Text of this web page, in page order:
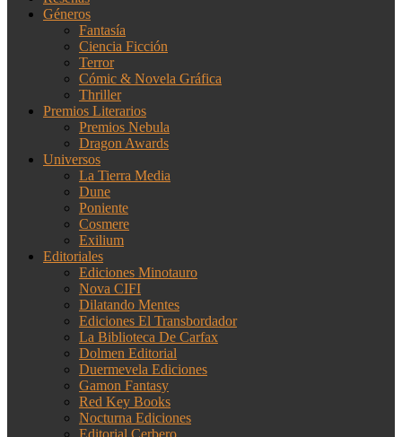
Géneros
Fantasía
Ciencia Ficción
Terror
Cómic & Novela Gráfica
Thriller
Premios Literarios
Premios Nebula
Dragon Awards
Universos
La Tierra Media
Dune
Poniente
Cosmere
Exilium
Editoriales
Ediciones Minotauro
Nova CIFI
Dilatando Mentes
Ediciones El Transbordador
La Biblioteca De Carfax
Dolmen Editorial
Duermevela Ediciones
Gamon Fantasy
Red Key Books
Nocturna Ediciones
Editorial Cerbero